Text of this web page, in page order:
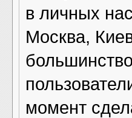
в личных
Москва,
момент